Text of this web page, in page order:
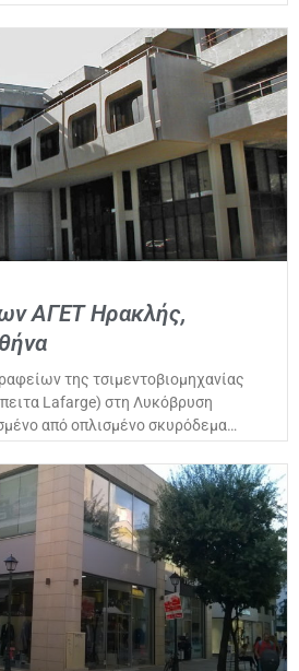
ΑΓΕΤ Ηρακλής,
της τσιμεντοβιομηχανίας
Lafarge) στη Λυκόβρυση
από οπλισμένο σκυρόδεμα…